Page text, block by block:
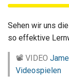
Sehen wir uns
so effektive
📽 VIDEO
Videospielen